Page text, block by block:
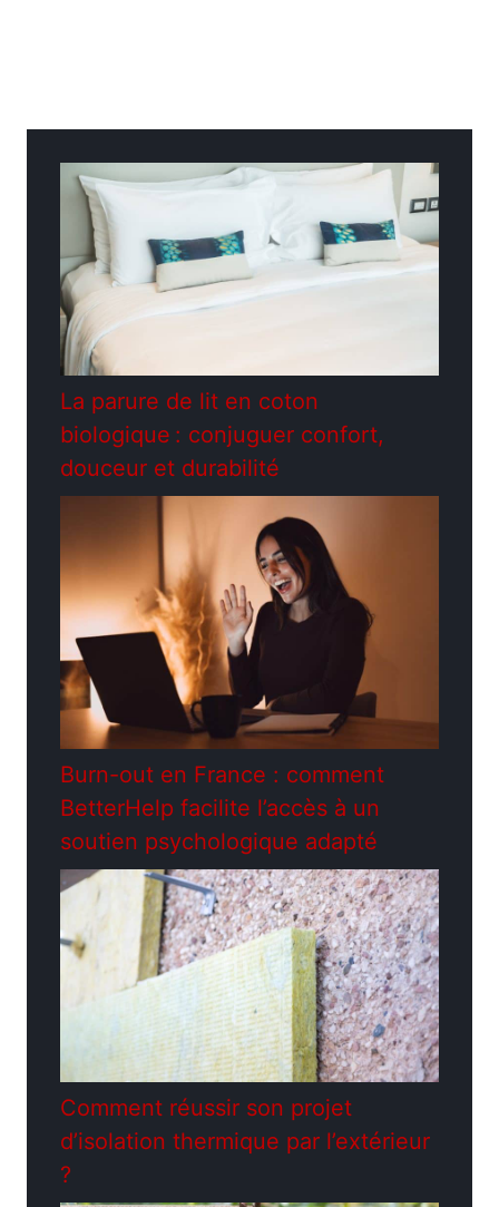
La parure de lit en coton
biologique : conjuguer confort,
douceur et durabilité
Burn-out en France : comment
BetterHelp facilite l’accès à un
soutien psychologique adapté
Comment réussir son projet
d’isolation thermique par l’extérieur
?